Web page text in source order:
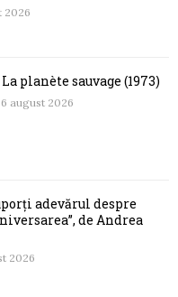
2026
planète sauvage (1973)
6 august 2026
adevărul despre
de Andrea
2026